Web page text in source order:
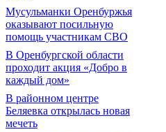
Мусульманки Оренбуржья
оказывают посильную
помощь участникам СВО
В Оренбургской области
проходит акция «Добро в
каждый дом»
В районном центре
Беляевка открылась новая
мечеть